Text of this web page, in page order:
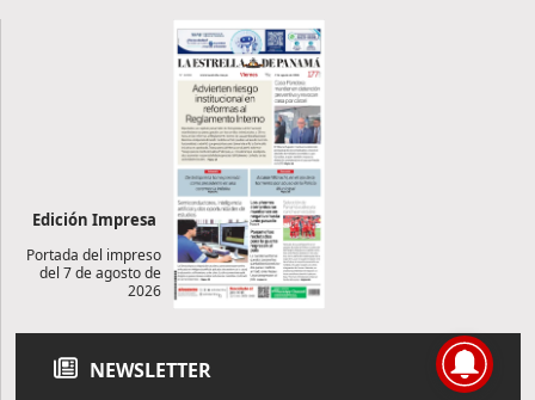
Edición Impresa
Portada del impreso
del 7 de agosto de
2026
NEWSLETTER